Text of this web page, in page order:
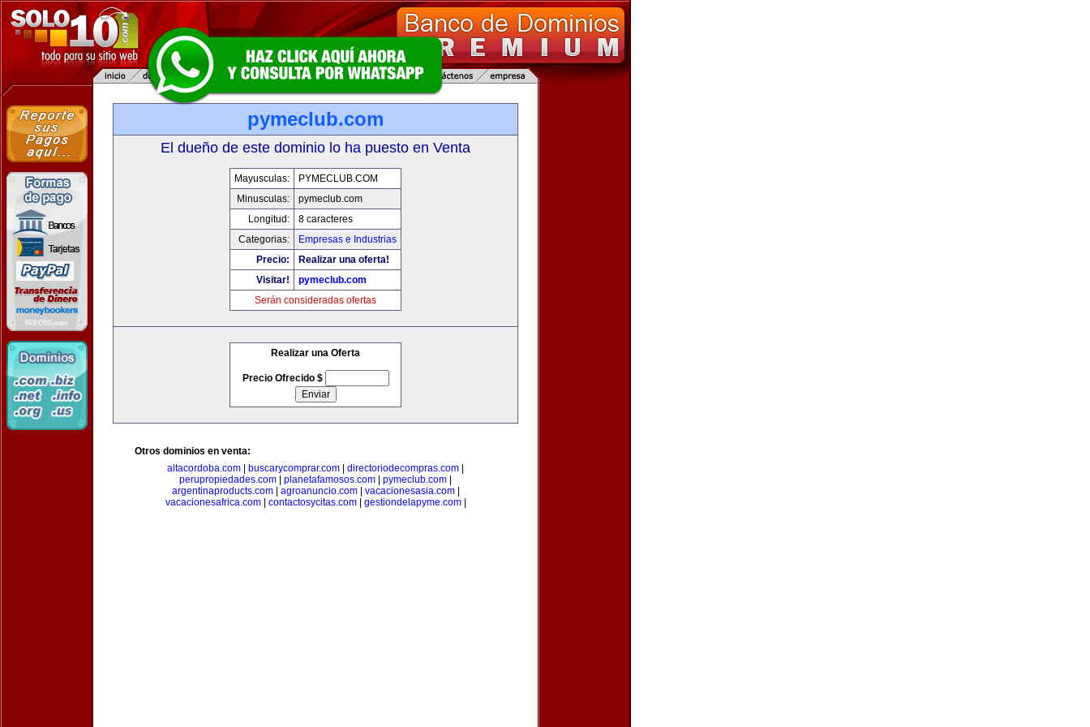
pymeclub.com
El dueño de este dominio lo ha puesto en Venta
Mayusculas:
PYMECLUB.COM
Minusculas:
pymeclub.com
Longitud:
8 caracteres
Categorias:
Empresas e Industrias
Precio:
Realizar una oferta!
Visitar!
pymeclub.com
Serán consideradas ofertas
Realizar una Oferta
Precio Ofrecido $
Otros dominios en venta:
altacordoba.com
buscarycomprar.com directoriodecompras.com
perupropiedades.com
planetafamosos.com pymeclub.com
argentinaproducts.com| agroanuncio.com| vacacionesasia.com|
vacacionesafrica.com| contactosycitas.com| gestiondelapyme.com|